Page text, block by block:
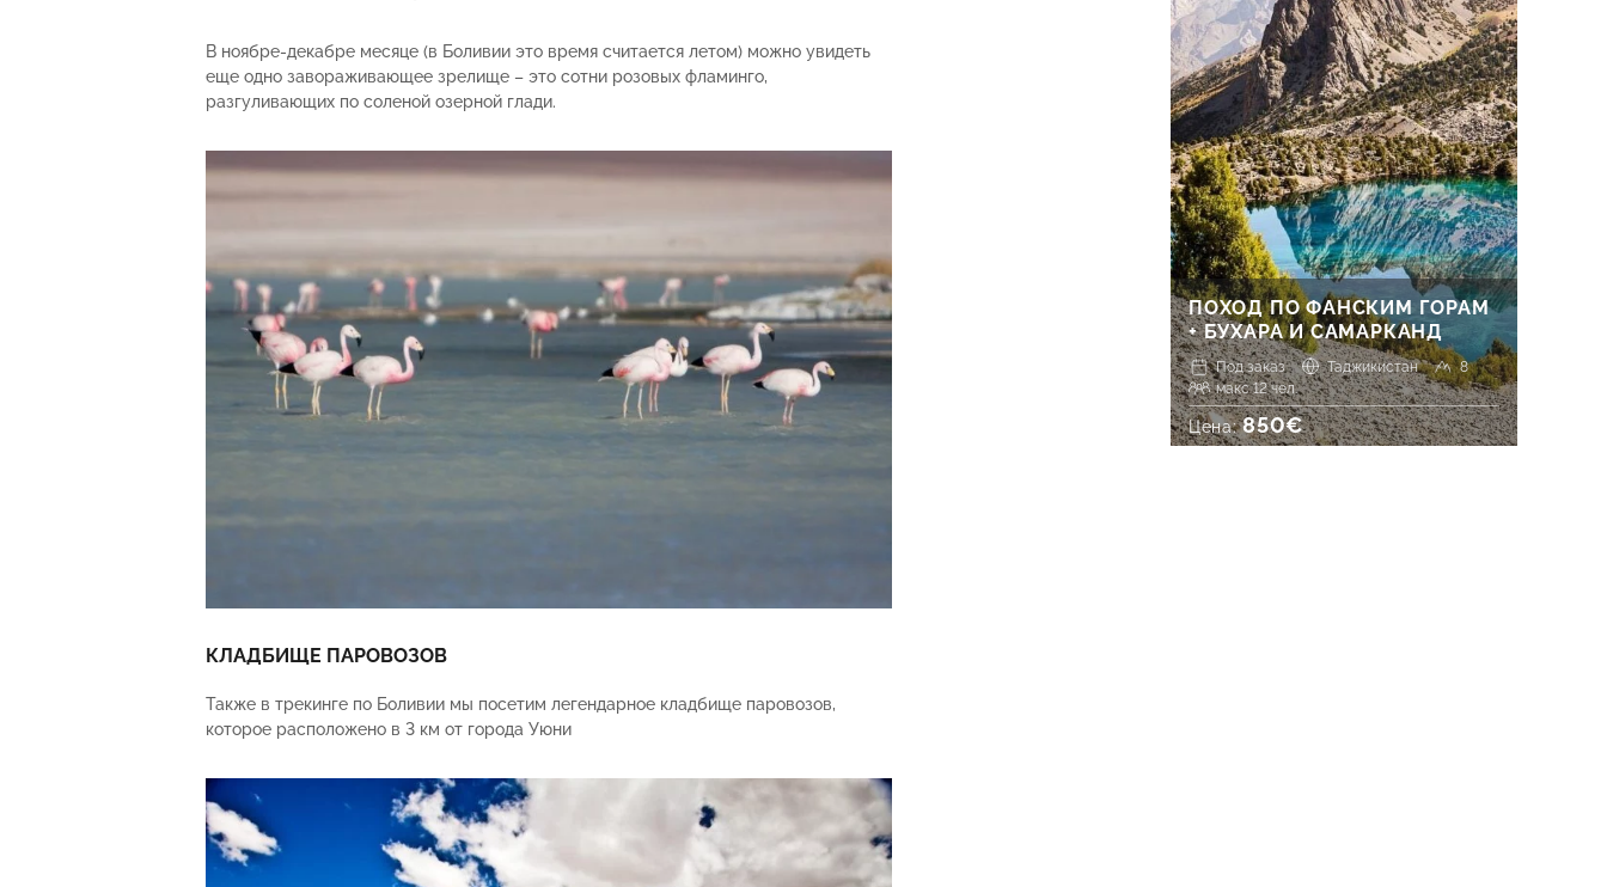
В ноябре-декабре месяце (в Боливии это время считается летом) можно увидеть
еще одно завораживающее зрелище – это сотни розовых фламинго,
разгуливающих по соленой озерной глади.
КЛАДБИЩЕ ПАРОВОЗОВ
Также в трекинге по Боливии мы посетим легендарное кладбище паровозов,
которое расположено в 3 км от города Уюни
ПОХОД ПО ФАНСКИМ ГОРАМ
+ БУХАРА И САМАРКАНД
Под заказ Таджикистан
8
макс 12 чел.
Цена:850€